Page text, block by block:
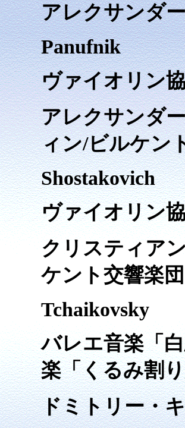
アレクサンダ
Panufnik
ヴァイオリン
アレクサンダ
ィン/ビルケン
Shostakovich
ヴァイオリン
クリスティア
ケント交響楽団
Tchaikovsky
バレエ音楽「
楽「くるみ割
ドミトリー・